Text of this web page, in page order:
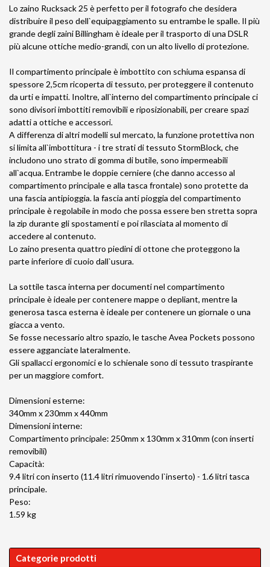
Lo zaino Rucksack 25 è perfetto per il fotografo che desidera
distribuire il peso dell`equipaggiamento su entrambe le spalle. Il più
grande degli zaini Billingham è ideale per il trasporto di una DSLR
più alcune ottiche medio-grandi, con un alto livello di protezione.
Il compartimento principale è imbottito con schiuma espansa di
spessore 2,5cm ricoperta di tessuto, per proteggere il contenuto
da urti e impatti. Inoltre, all`interno del compartimento principale ci
sono divisori imbottiti removibili e riposizionabili, per creare spazi
adatti a ottiche e accessori.
A differenza di altri modelli sul mercato, la funzione protettiva non
si limita all`imbottitura - i tre strati di tessuto StormBlock, che
includono uno strato di gomma di butile, sono impermeabili
all`acqua. Entrambe le doppie cerniere (che danno accesso al
compartimento principale e alla tasca frontale) sono protette da
una fascia antipioggia. la fascia anti pioggia del compartimento
principale è regolabile in modo che possa essere ben stretta sopra
la zip durante gli spostamenti e poi rilasciata al momento di
accedere al contenuto.
Lo zaino presenta quattro piedini di ottone che proteggono la
parte inferiore di cuoio dall`usura.
La sottile tasca interna per documenti nel compartimento
principale è ideale per contenere mappe o depliant, mentre la
generosa tasca esterna è ideale per contenere un giornale o una
giacca a vento.
Se fosse necessario altro spazio, le tasche Avea Pockets possono
essere agganciate lateralmente.
Gli spallacci ergonomici e lo schienale sono di tessuto traspirante
per un maggiore comfort.
Dimensioni esterne:
340mm x 230mm x 440mm
Dimensioni interne:
Compartimento principale: 250mm x 130mm x 310mm (con inserti
removibili)
Capacità:
9.4 litri con inserto (11.4 litri rimuovendo l`inserto) - 1.6 litri tasca
principale.
Peso:
1.59 kg
Categorie prodotti